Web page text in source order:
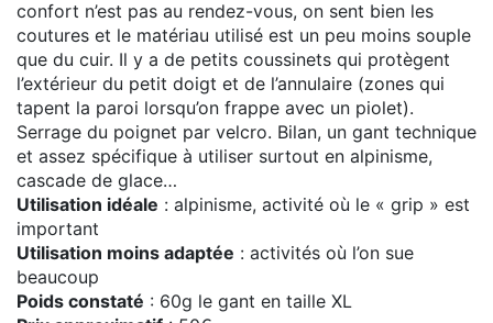
confort n’est pas au rendez-vous, on sent bien les
coutures et le matériau utilisé est un peu moins souple
que du cuir. Il y a de petits coussinets qui protègent
l’extérieur du petit doigt et de l’annulaire (zones qui
tapent la paroi lorsqu’on frappe avec un piolet).
Serrage du poignet par velcro. Bilan, un gant technique
et assez spécifique à utiliser surtout en alpinisme,
cascade de glace…
Utilisation idéale : alpinisme, activité où le « grip » est
important
Utilisation moins adaptée : activités où l’on sue
beaucoup
Poids constaté : 60g le gant en taille XL